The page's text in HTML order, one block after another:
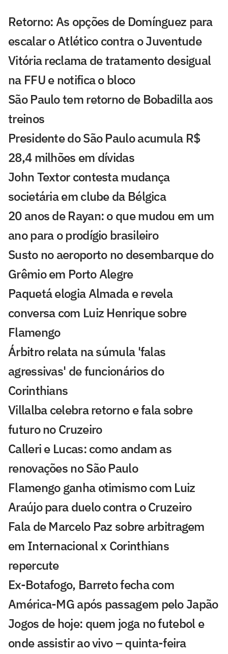
Retorno: As opções de Domínguez para
escalar o Atlético contra o Juventude
Vitória reclama de tratamento desigual
na FFU e notifica o bloco
São Paulo tem retorno de Bobadilla aos
treinos
Presidente do São Paulo acumula R$
28,4 milhões em dívidas
John Textor contesta mudança
societária em clube da Bélgica
20 anos de Rayan: o que mudou em um
ano para o prodígio brasileiro
Susto no aeroporto no desembarque do
Grêmio em Porto Alegre
Paquetá elogia Almada e revela
conversa com Luiz Henrique sobre
Flamengo
Árbitro relata na súmula 'falas
agressivas' de funcionários do
Corinthians
Villalba celebra retorno e fala sobre
futuro no Cruzeiro
Calleri e Lucas: como andam as
renovações no São Paulo
Flamengo ganha otimismo com Luiz
Araújo para duelo contra o Cruzeiro
Fala de Marcelo Paz sobre arbitragem
em Internacional x Corinthians
repercute
Ex-Botafogo, Barreto fecha com
América-MG após passagem pelo Japão
Jogos de hoje: quem joga no futebol e
onde assistir ao vivo – quinta-feira